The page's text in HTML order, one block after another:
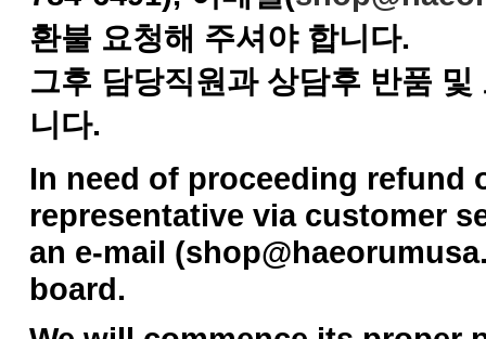
환불 요청해 주셔야 합니다.
그후 담당직원과 상담후 반품
니다.
In need of proceeding refund
representative via customer
an e-mail
board.